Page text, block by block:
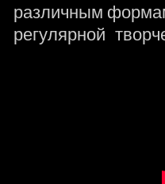
различным
регулярной